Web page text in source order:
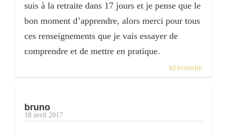
suis à la retraite dans 17 jours et je pense que le
bon moment d’apprendre, alors merci pour tous
ces renseignements que je vais essayer de
comprendre et de mettre en pratique.
RÉPONDRE
bruno
18 avril 2017